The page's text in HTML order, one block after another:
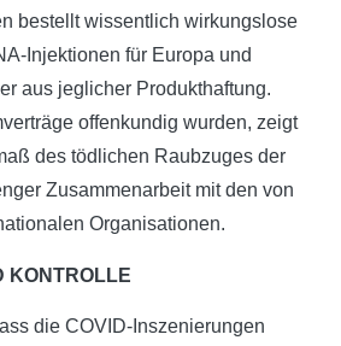
bestellt wissentlich wirkungslose
Injektionen für Europa und
aus jeglicher Produkthaftung.
offenkundig wurden, zeigt
des tödlichen Raubzuges der
Zusammenarbeit mit den von
Organisationen.
KONTROLLE
die COVID-Inszenierungen